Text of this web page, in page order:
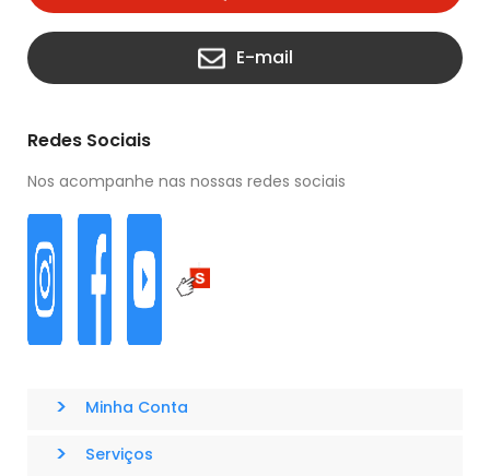
E-mail
Redes Sociais
Nos acompanhe nas nossas redes sociais
> Minha Conta
> Serviços